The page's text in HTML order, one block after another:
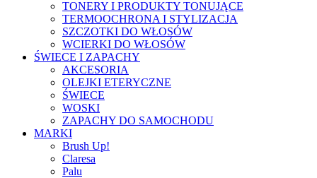
TONERY I PRODUKTY TONUJĄCE
TERMOOCHRONA I STYLIZACJA
SZCZOTKI DO WŁOSÓW
WCIERKI DO WŁOSÓW
ŚWIECE I ZAPACHY
AKCESORIA
OLEJKI ETERYCZNE
ŚWIECE
WOSKI
ZAPACHY DO SAMOCHODU
MARKI
Brush Up!
Claresa
Palu